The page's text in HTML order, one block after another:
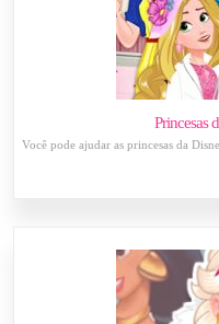
Princesas
Você pode ajudar as princesas da